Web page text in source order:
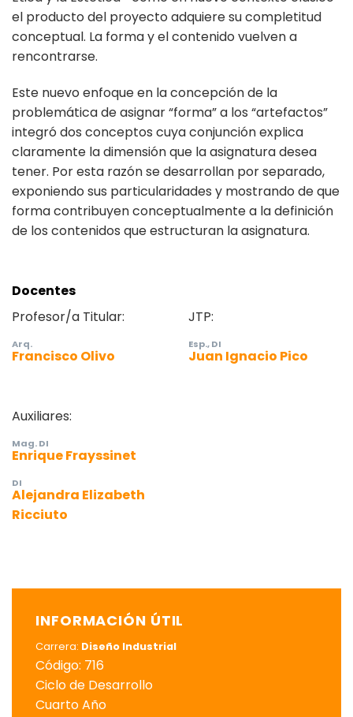
el producto del proyecto adquiere su completitud
conceptual. La forma y el contenido vuelven a
rencontrarse.
Este nuevo enfoque en la concepción de la
problemática de asignar “forma” a los “artefactos”
integró dos conceptos cuya conjunción explica
claramente la dimensión que la asignatura desea
tener. Por esta razón se desarrollan por separado,
exponiendo sus particularidades y mostrando de que
forma contribuyen conceptualmente a la definición
de los contenidos que estructuran la asignatura.
Docentes
Profesor/a Titular:
Arq.
Francisco Olivo
JTP:
Esp., DI
Juan Ignacio Pico
Auxiliares:
Mag. DI
Enrique Frayssinet
DI
Alejandra Elizabeth
Ricciuto
INFORMACIÓN ÚTIL
Carrera: Diseño Industrial
Código: 716
Ciclo de Desarrollo
Cuarto Año